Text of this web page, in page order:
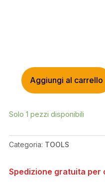
TOPEAK
NINJA
TOOLBOX
QUANTITÀ
Aggiungi al carrello
Solo 1 pezzi disponibili
Categoria: TOOLS
Spedizione gratuita per